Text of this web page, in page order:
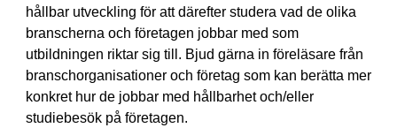
hållbar utveckling för att därefter studera vad de olika
branscherna och företagen jobbar med som
utbildningen riktar sig till. Bjud gärna in föreläsare från
branschorganisationer och företag som kan berätta mer
konkret hur de jobbar med hållbarhet och/eller
studiebesök på företagen.